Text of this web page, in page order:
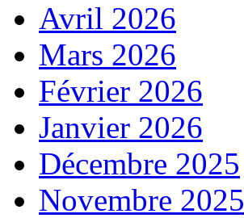
Avril 2026
Mars 2026
Février 2026
Janvier 2026
Décembre 2025
Novembre 2025